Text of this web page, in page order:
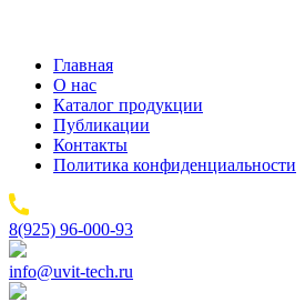
Главная
О нас
Каталог продукции
Публикации
Контакты
Политика конфиденциальности
8(925) 96-000-93
info@uvit-tech.ru